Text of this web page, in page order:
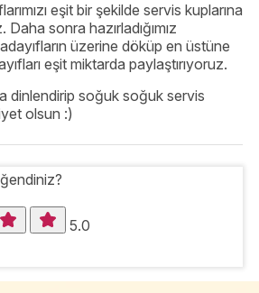
eşit bir şekilde servis kuplarına
sonra hazırladığımız
üzerine döküp en üstüne
eşit miktarda paylaştırıyoruz.
dinlendirip soğuk soğuk servis
olsun :)
5.0